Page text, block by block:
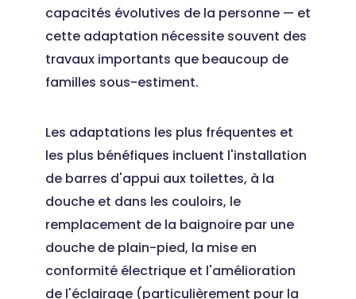
capacités évolutives de la personne — et
cette adaptation nécessite souvent des
travaux importants que beaucoup de
familles sous-estiment.
Les adaptations les plus fréquentes et
les plus bénéfiques incluent l'installation
de barres d'appui aux toilettes, à la
douche et dans les couloirs, le
remplacement de la baignoire par une
douche de plain-pied, la mise en
conformité électrique et l'amélioration
de l'éclairage (particulièrement pour la